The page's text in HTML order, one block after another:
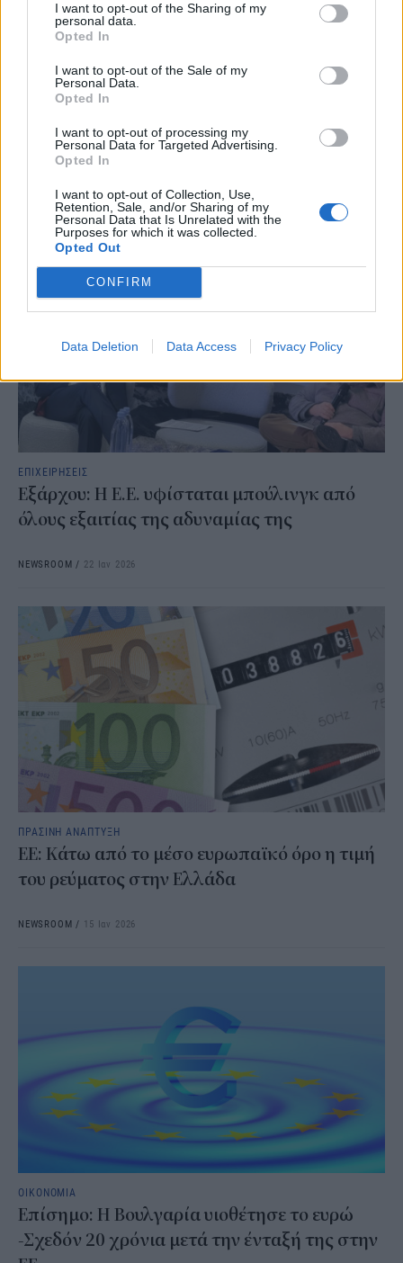
I want to opt-out of the Sharing of my
personal data.
Opted In
I want to opt-out of the Sale of my
Personal Data.
Opted In
I want to opt-out of processing my
Personal Data for Targeted Advertising.
Opted In
I want to opt-out of Collection, Use,
Retention, Sale, and/or Sharing of my
Personal Data that Is Unrelated with the
Purposes for which it was collected.
Opted Out
CONFIRM
Data Deletion Data Access Privacy Policy
Αυτοκίνητο: Αύξηση 1,8% σημείωσαν οι
πωλήσεις των επιβατικών στην ΕΕ το 2025
NEWSROOM/27 Ιαν 2026
ΕΠΙΧΕΙΡΗΣΕΙΣ
Εξάρχου: Η E.E. υφίσταται μπούλινγκ από
όλους εξαιτίας της αδυναμίας της
NEWSROOM / 22 Ιαν 2026
ΠΡΑΣΙΝΗ ΑΝΑΠΤΥΞΗ
ΕΕ: Kάτω από το μέσο ευρωπαϊκό όρο η τιμή
του ρεύματος στην Ελλάδα
NEWSROOM / 15 Ιαν 2026
ΟΙΚΟΝΟΜΙΑ
Επίσημο: H Βουλγαρία υιοθέτησε το ευρώ
-Σχεδόν 20 χρόνια μετά την ένταξή της στην